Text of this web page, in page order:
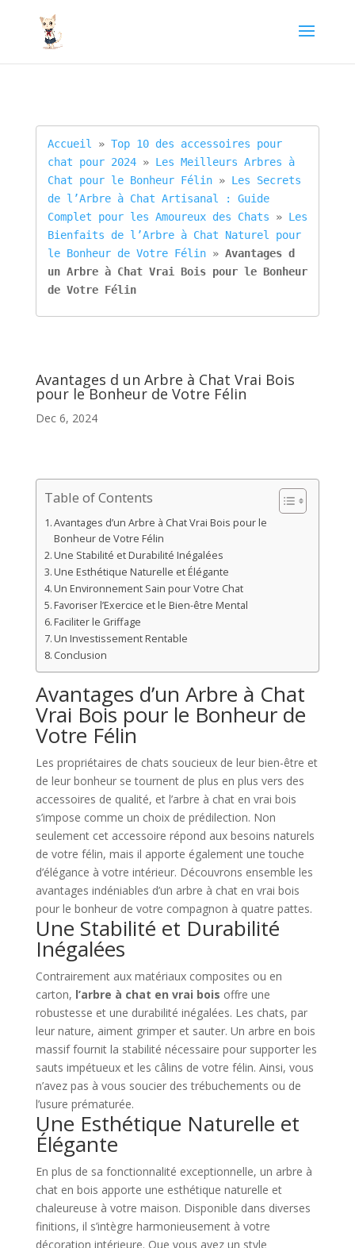
Accueil » Top 10 des accessoires pour
chat pour 2024 » Les Meilleurs Arbres à
Chat pour le Bonheur Félin » Les Secrets
de l’Arbre à Chat Artisanal : Guide
Complet pour les Amoureux des Chats » Les
Bienfaits de l’Arbre à Chat Naturel pour
le Bonheur de Votre Félin » Avantages d
un Arbre à Chat Vrai Bois pour le Bonheur
de Votre Félin
Avantages d un Arbre à Chat Vrai Bois
pour le Bonheur de Votre Félin
Dec 6, 2024
Table of Contents
Avantages d’un Arbre à Chat Vrai Bois pour le
Bonheur de Votre Félin
Une Stabilité et Durabilité Inégalées
Une Esthétique Naturelle et Élégante
Un Environnement Sain pour Votre Chat
Favoriser l’Exercice et le Bien-être Mental
Faciliter le Griffage
Un Investissement Rentable
Conclusion
Avantages d’un Arbre à Chat
Vrai Bois pour le Bonheur de
Votre Félin
Les propriétaires de chats soucieux de leur bien-être et
de leur bonheur se tournent de plus en plus vers des
accessoires de qualité, et l’arbre à chat en vrai bois
s’impose comme un choix de prédilection. Non
seulement cet accessoire répond aux besoins naturels
de votre félin, mais il apporte également une touche
d’élégance à votre intérieur. Découvrons ensemble les
avantages indéniables d’un arbre à chat en vrai bois
pour le bonheur de votre compagnon à quatre pattes.
Une Stabilité et Durabilité
Inégalées
Contrairement aux matériaux composites ou en
carton, l’arbre à chat en vrai bois offre une
robustesse et une durabilité inégalées. Les chats, par
leur nature, aiment grimper et sauter. Un arbre en bois
massif fournit la stabilité nécessaire pour supporter les
sauts impétueux et les câlins de votre félin. Ainsi, vous
n’avez pas à vous soucier des trébuchements ou de
l’usure prématurée.
Une Esthétique Naturelle et
Élégante
En plus de sa fonctionnalité exceptionnelle, un arbre à
chat en bois apporte une esthétique naturelle et
chaleureuse à votre maison. Disponible dans diverses
finitions, il s’intègre harmonieusement à votre
décoration intérieure. Que vous ayez un style